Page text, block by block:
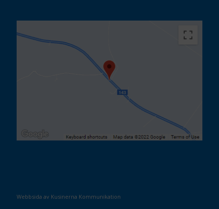
Webbsida av Kusinerna Kommunikation